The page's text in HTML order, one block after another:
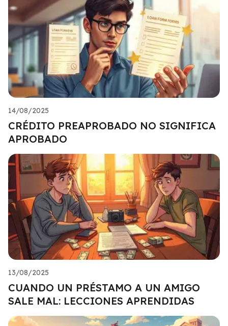
14/08/2025
CRÉDITO PREAPROBADO NO SIGNIFICA
APROBADO
13/08/2025
CUANDO UN PRÉSTAMO A UN AMIGO
SALE MAL: LECCIONES APRENDIDAS